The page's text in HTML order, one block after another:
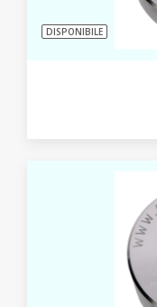
DISPONIBILE